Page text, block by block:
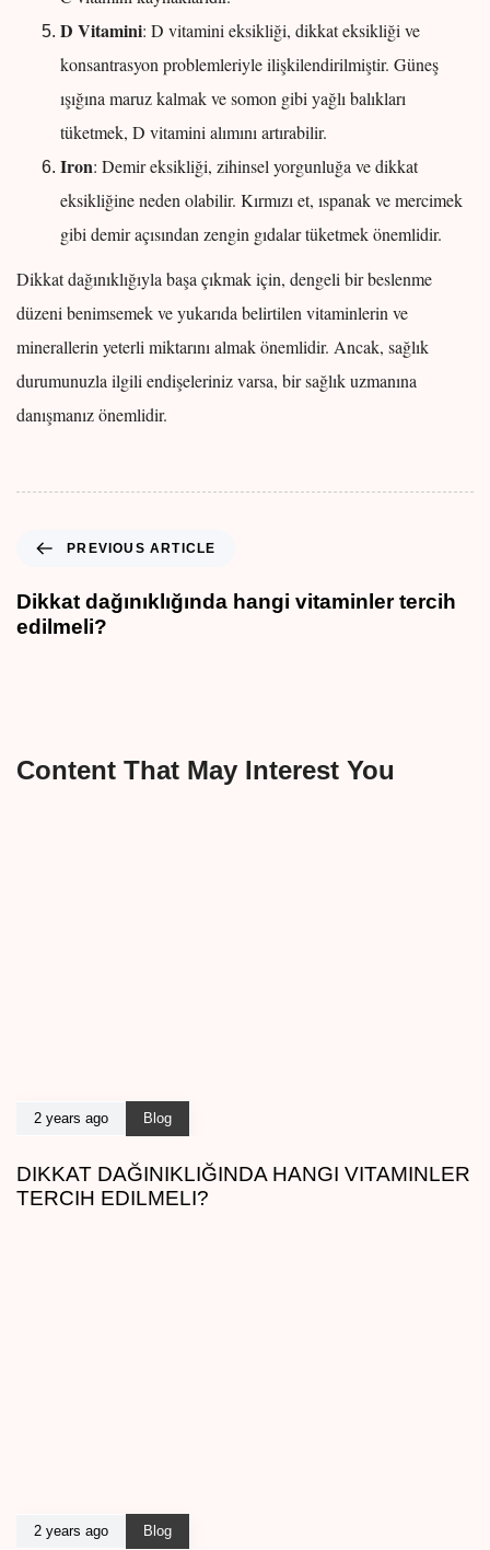
D Vitamini: D vitamini eksikliği, dikkat eksikliği ve
konsantrasyon problemleriyle ilişkilendirilmiştir. Güneş
ışığına maruz kalmak ve somon gibi yağlı balıkları
tüketmek, D vitamini alımını artırabilir.
Iron: Demir eksikliği, zihinsel yorgunluğa ve dikkat
eksikliğine neden olabilir. Kırmızı et, ıspanak ve mercimek
gibi demir açısından zengin gıdalar tüketmek önemlidir.
Dikkat dağınıklığıyla başa çıkmak için, dengeli bir beslenme
düzeni benimsemek ve yukarıda belirtilen vitaminlerin ve
minerallerin yeterli miktarını almak önemlidir. Ancak, sağlık
durumunuzla ilgili endişeleriniz varsa, bir sağlık uzmanına
danışmanız önemlidir.
PREVIOUS ARTICLE
Dikkat dağınıklığında hangi vitaminler tercih
edilmeli?
Content That May Interest You
2 years ago Blog
DIKKAT DAĞINIKLIĞINDA HANGI VITAMINLER
TERCIH EDILMELI?
2 years ago Blog